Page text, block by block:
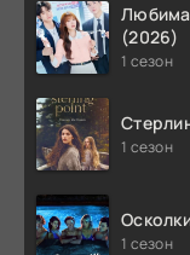
(2026)
1 сезон
1 сезон
1 сезон